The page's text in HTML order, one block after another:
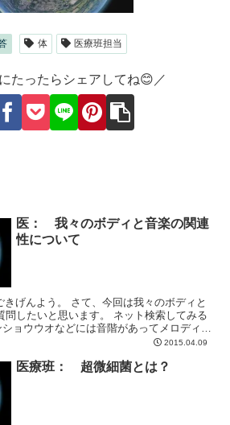
体 医療班担当
たったらシェアしてね😊／
医： 我々のボディと音楽の関連
性について
きげんよう。 さて、今回は我々のボディと
問したいと思います。 ネット検索してみる
ョウウオなどには音階があってメロディ－
2015.04.09
医療班： 超微細菌とは？